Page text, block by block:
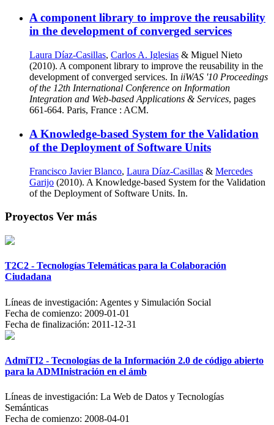
A component library to improve the reusability
in the development of converged services
Laura Díaz-Casillas, Carlos A. Iglesias & Miguel Nieto
(2010). A component library to improve the reusability in the
development of converged services. In iiWAS '10 Proceedings
of the 12th International Conference on Information
Integration and Web-based Applications & Services, pages
661-664. Paris, France : ACM.
A Knowledge-based System for the Validation
of the Deployment of Software Units
Francisco Javier Blanco, Laura Díaz-Casillas & Mercedes
Garijo (2010). A Knowledge-based System for the Validation
of the Deployment of Software Units. In.
Proyectos Ver más
T2C2 - Tecnologías Telemáticas para la Colaboración
Ciudadana
Líneas de investigación: Agentes y Simulación Social
Fecha de comienzo: 2009-01-01
Fecha de finalización: 2011-12-31
AdmiTI2 - Tecnologías de la Información 2.0 de código abierto
para la ADMInistración en el ámb
Líneas de investigación: La Web de Datos y Tecnologías
Semánticas
Fecha de comienzo: 2008-04-01